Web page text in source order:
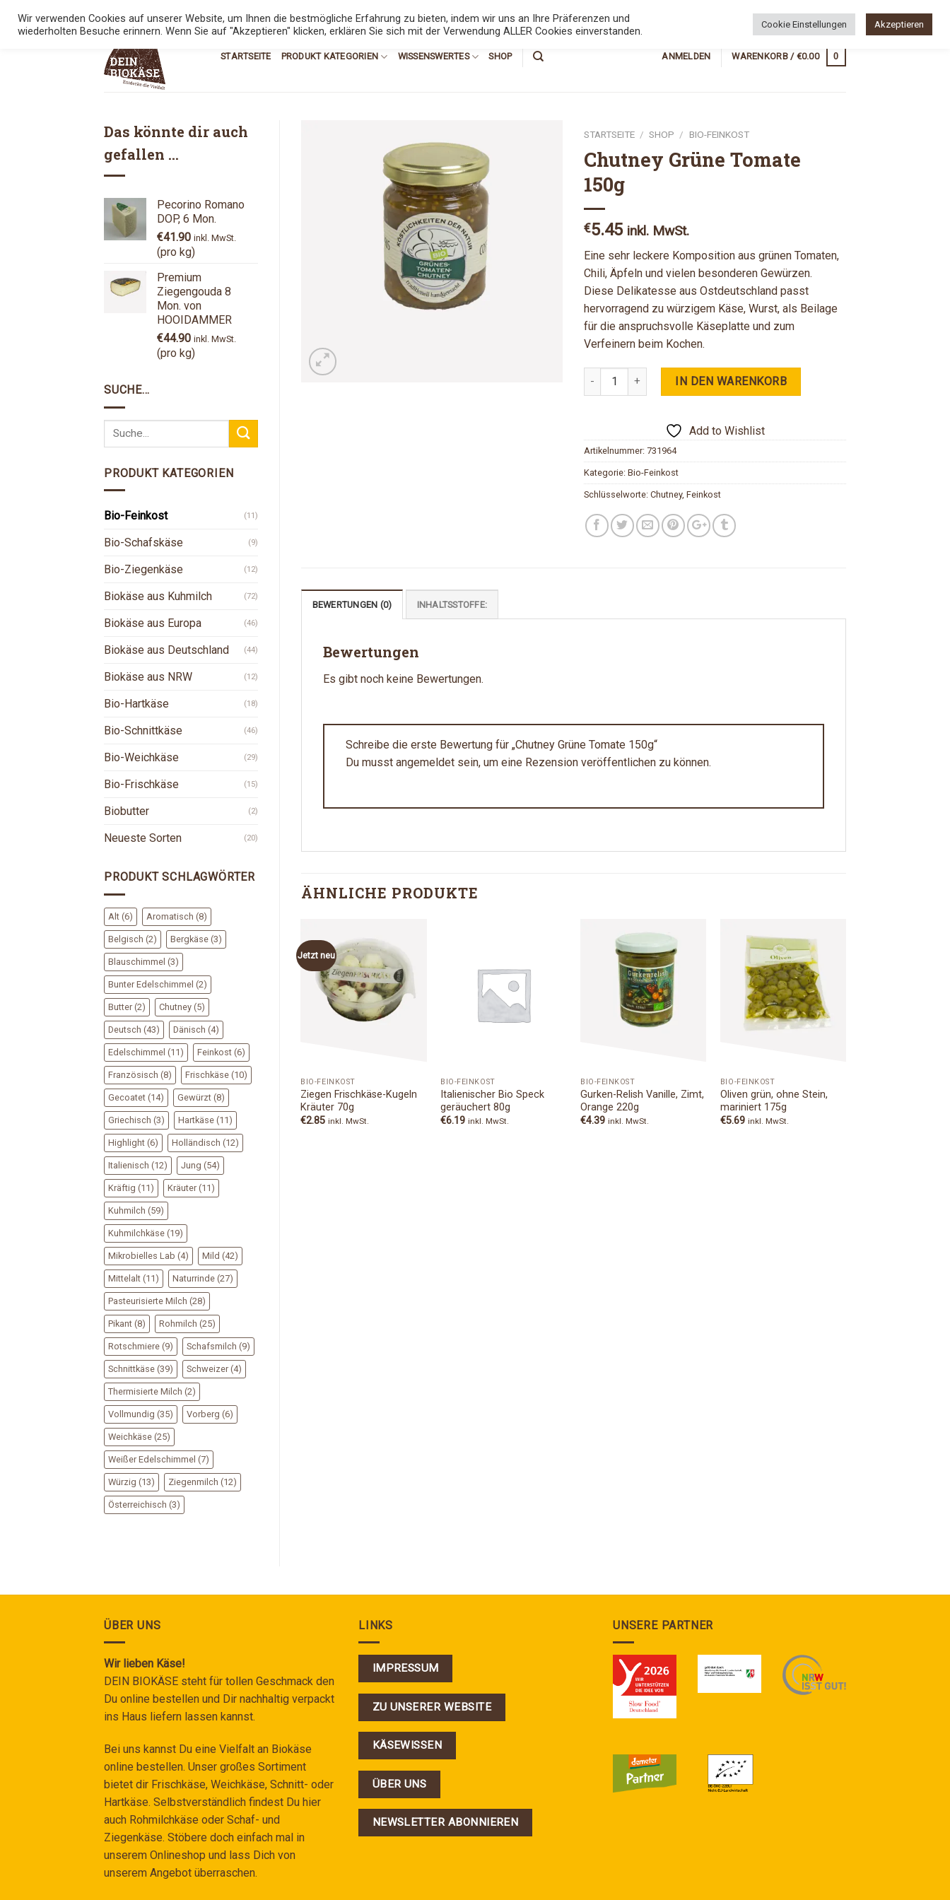
STARTSEITE PRODUKT KATEGORIEN WISSENSWERTES SHOP ANMELDEN WARENKORB / €0.00 0
Das könnte dir auch
gefallen …
Pecorino Romano
DOP, 6 Mon.
€41.90 inkl. MwSt.
(pro kg)
Premium
Ziegengouda 8
Mon. von
HOOIDAMMER
€44.90 inkl. MwSt.
(pro kg)
SUCHE…
PRODUKT KATEGORIEN
Bio-Feinkost (11)
Bio-Schafskäse (9)
Bio-Ziegenkäse (12)
Biokäse aus Kuhmilch (72)
Biokäse aus Europa (46)
Biokäse aus Deutschland (44)
Biokäse aus NRW (12)
Bio-Hartkäse (18)
Bio-Schnittkäse (46)
Bio-Weichkäse (29)
Bio-Frischkäse (15)
Biobutter (2)
Neueste Sorten (20)
PRODUKT SCHLAGWÖRTER
Alt (6) Aromatisch (8)
Belgisch (2) Bergkäse (3)
Blauschimmel (3)
Bunter Edelschimmel (2)
Butter (2) Chutney (5)
Deutsch (43) Dänisch (4)
Edelschimmel (11) Feinkost (6)
Französisch (8) Frischkäse (10)
Gecoatet (14) Gewürzt (8)
Griechisch (3) Hartkäse (11)
Highlight (6) Holländisch (12)
Italienisch (12) Jung (54)
Kräftig (11) Kräuter (11)
Kuhmilch (59)
Kuhmilchkäse (19)
Mikrobielles Lab (4) Mild (42)
Mittelalt (11) Naturrinde (27)
Pasteurisierte Milch (28)
Pikant (8) Rohmilch (25)
Rotschmiere (9) Schafsmilch (9)
Schnittkäse (39) Schweizer (4)
Thermisierte Milch (2)
Vollmundig (35) Vorberg (6)
Weichkäse (25)
Weißer Edelschimmel (7)
Würzig (13) Ziegenmilch (12)
Österreichisch (3)
STARTSEITE / SHOP / BIO-FEINKOST
Chutney Grüne Tomate
150g
€5.45 inkl. MwSt.
Eine sehr leckere Komposition aus grünen Tomaten,
Chili, Äpfeln und vielen besonderen Gewürzen.
Diese Delikatesse aus Ostdeutschland passt
hervorragend zu würzigem Käse, Wurst, als Beilage
für die anspruchsvolle Käseplatte und zum
Verfeinern beim Kochen.
Chutney Grüne Tomate 150g Menge
IN DEN WARENKORB
Add to Wishlist
Artikelnummer:731964
Kategorie:Bio-Feinkost
Schlüsselworte:Chutney,Feinkost
BEWERTUNGEN (0) INHALTSSTOFFE:
Bewertungen
Es gibt noch keine Bewertungen.
Schreibe die erste Bewertung für „Chutney Grüne Tomate 150g“
Du musst angemeldetsein, um eine Rezension veröffentlichen zu können.
ÄHNLICHE PRODUKTE
Jetzt neu
Add to
Wishlist
BIO-FEINKOST
Ziegen Frischkäse-Kugeln
Kräuter 70g
€2.85 inkl. MwSt.
BIO-FEINKOST
Italienischer Bio Speck
geräuchert 80g
€6.19 inkl. MwSt.
Add to
Wishlist
BIO-FEINKOST
Gurken-Relish Vanille, Zimt,
Orange 220g
€4.39 inkl. MwSt.
Add to
Wishlist
BIO-FEINKOST
Oliven grün, ohne Stein,
mariniert 175g
€5.69 inkl. MwSt.
Add to
Wishlist
Oliven-Mix ohne Stein,
BIO-FEINKOST
Prosciutto Cotto 80g
€4.85 inkl. MwSt.
ÜBER UNS
Wir lieben Käse!
DEIN BIOKÄSE steht für tollen Geschmack den
Du online bestellen und Dir nachhaltig verpackt
ins Haus liefern lassen kannst.
Bei uns kannst Du eine Vielfalt an Biokäse
online bestellen. Unser großes Sortiment
bietet dir Frischkäse, Weichkäse, Schnitt- oder
Hartkäse. Selbstverständlich findest Du hier
auch Rohmilchkäse oder Schaf- und
Ziegenkäse. Stöbere doch einfach mal in
unserem Onlineshop und lass Dich von
unserem Angebot überraschen.
LINKS
IMPRESSUM
ZU UNSERER WEBSITE
KÄSEWISSEN
ÜBER UNS
NEWSLETTER ABONNIEREN
UNSERE PARTNER
Wir verwenden Cookies auf unserer Website, um Ihnen die bestmögliche Erfahrung zu bieten, indem wir uns an Ihre Präferenzen und
wiederholten Besuche erinnern. Wenn Sie auf "Akzeptieren" klicken, erklären Sie sich mit der Verwendung ALLER Cookies einverstanden.
Cookie Einstellungen Akzeptieren